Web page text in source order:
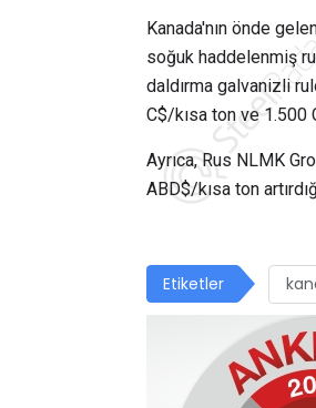
Kanada'nın önde
soğuk haddelenmiş
daldırma galvanizli
C$/kısa ton ve 1.500
Ayrıca, Rus NLMK
ABD$/kısa ton
Etiketler